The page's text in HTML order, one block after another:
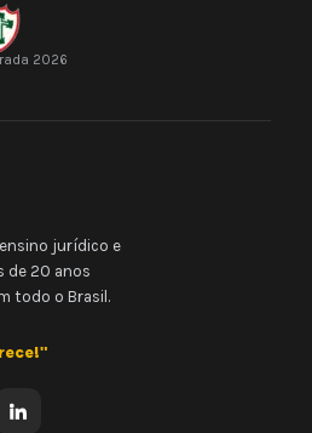
2026
jurídico e
de 20 anos
todo o Brasil.